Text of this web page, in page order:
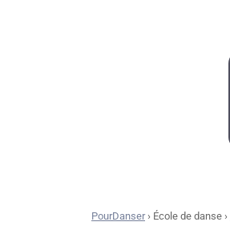
PourDanser› École de danse ›